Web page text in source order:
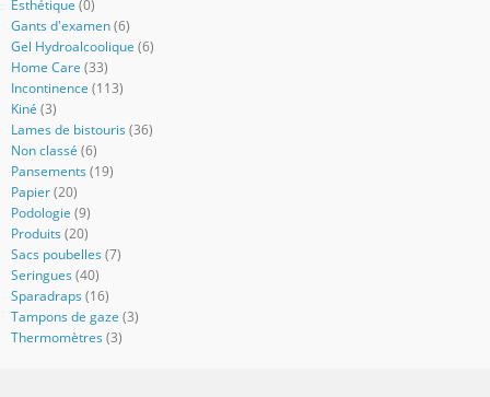
Esthétique (0)
Gants d'examen (6)
Gel Hydroalcoolique (6)
Home Care (33)
Incontinence (113)
Kiné (3)
Lames de bistouris (36)
Non classé (6)
Pansements (19)
Papier (20)
Podologie (9)
Produits (20)
Sacs poubelles (7)
Seringues (40)
Sparadraps (16)
Tampons de gaze (3)
Thermomètres (3)